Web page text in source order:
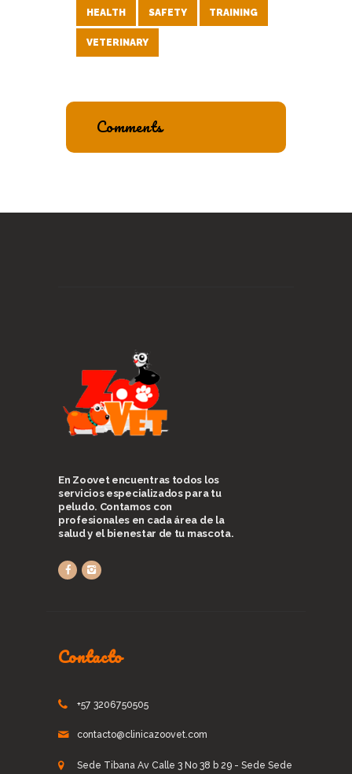
HEALTH SAFETY TRAINING
VETERINARY
Comments
En Zoovet encuentras todos los
servicios especializados para tu
peludo. Contamos con
profesionales en cada área de la
salud y el bienestar de tu mascota.
Contacto
+57 3206750505
contacto@clinicazoovet.com
Sede Tibana Av Calle 3 No 38 b 29 - Sede Sede